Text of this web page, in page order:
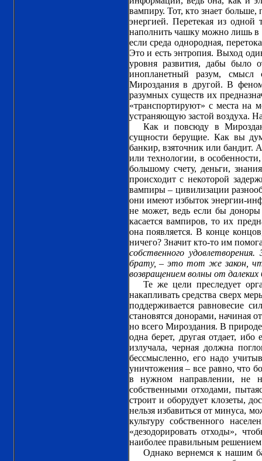
вампиру. Тот, кто знает
энергией. Перетекая из одной
наполнить чашку можно лишь в
если среда однородная,
Это и есть энтропия. Выход
уровня развития, дабы было
инопланетный разум, смысл
Мироздания в другой. В
разумных существ их
«транспортируют» с места на
устраняющую застой воздуха.
Как и повсюду в
сущности берущие. Как вы
банкир, взяточник или бандит.
или технологии, в
большому счету, деньги,
происходит с некоторой
вампиры – цивилизации
они имеют избыток энергии-
не может, ведь если бы
касается вампиров, то их
она появляется. В конце
ничего? Значит кто-то им
собственного
брату, – это тот же закон,
возвращением волны от
Те же цели преследует
накапливать средства сверх
поддерживается равновесие
становятся донорами, начиная
но всего Мироздания. В
одна берет, другая отдает,
излучала, черная должна
бессмысленно, его надо
уничтожения – все равно, что
в нужном направлении, не
собственными отходами,
строит и оборудует клозеты,
нельзя избавиться от минуса,
культуру собственного
«дезодорировать отходы»,
наиболее правильным
Однако вернемся к нашим